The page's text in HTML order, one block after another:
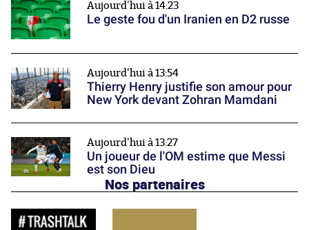
Aujourd'hui à 14:23
Le geste fou d'un Iranien en D2 russe
Aujourd'hui à 13:54
Thierry Henry justifie son amour pour
New York devant Zohran Mamdani
Aujourd'hui à 13:27
Un joueur de l'OM estime que Messi
est son Dieu
Nos partenaires